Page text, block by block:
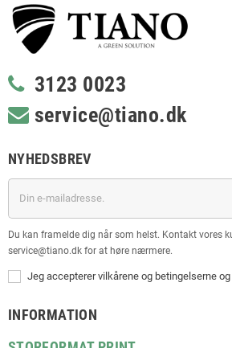
3123 0023
service@tiano.dk
NYHEDSBREV
Du kan framelde dig når som helst. Kontakt vores
service@tiano.dk for at høre nærmere.
Jeg accepterer vilkårene og betingelserne
INFORMATION